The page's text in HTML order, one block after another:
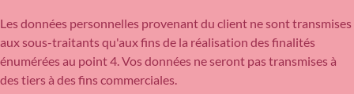
Les données personnelles provenant du client ne sont transmises
aux sous-traitants qu'aux fins de la réalisation des finalités
énumérées au point 4. Vos données ne seront pas transmises à
des tiers à des fins commerciales.